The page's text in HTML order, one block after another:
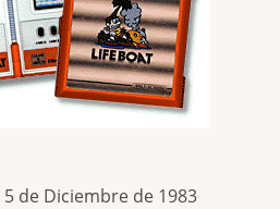
5 de Diciembre de 1983